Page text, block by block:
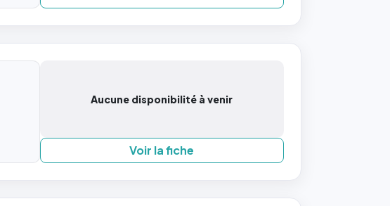
Aucune disponibilité à venir
Voir la fiche